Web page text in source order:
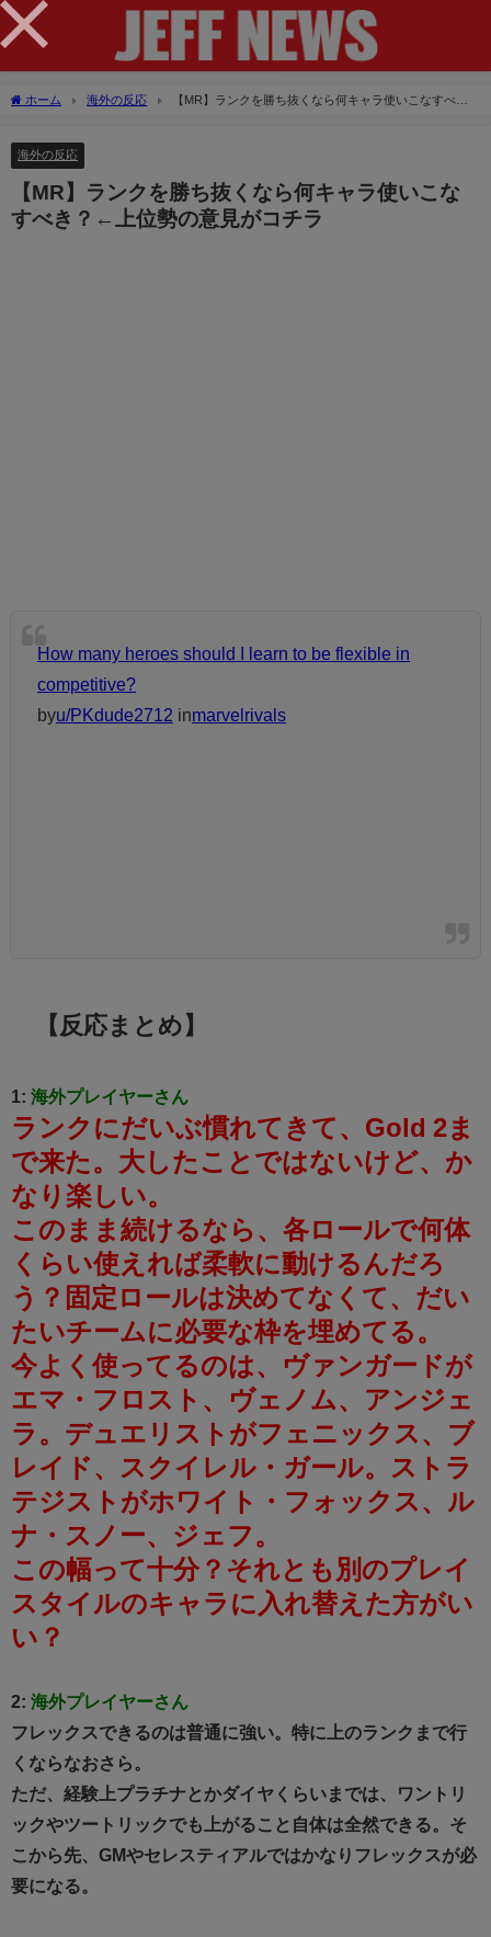
ホーム 海外の反応
【MR】ランクを勝ち抜くなら何キャラ使いこなすべ
海外の反応
【MR】ランクを勝ち抜くなら何キャラ使いこな
すべき？←上位勢の意見がコチラ
How many heroes should I learn to be flexible in
competitive?
byu/PKdude2712 inmarvelrivals
【反応まとめ】
1: 海外プレイヤーさん
ランクにだいぶ慣れてきて、Gold 2ま
で来た。大したことではないけど、か
なり楽しい。
このまま続けるなら、各ロールで何体
くらい使えれば柔軟に動けるんだろ
う？固定ロールは決めてなくて、だい
たいチームに必要な枠を埋めてる。
今よく使ってるのは、ヴァンガードが
エマ・フロスト、ヴェノム、アンジェ
ラ。デュエリストがフェニックス、ブ
レイド、スクイレル・ガール。ストラ
テジストがホワイト・フォックス、ル
ナ・スノー、ジェフ。
この幅って十分？それとも別のプレイ
スタイルのキャラに入れ替えた方がい
い？
2: 海外プレイヤーさん
フレックスできるのは普通に強い。特に上のランクまで行
くならなおさら。
ただ、経験上プラチナとかダイヤくらいまでは、ワントリ
ックやツートリックでも上がること自体は全然できる。そ
こから先、GMやセレスティアルではかなりフレックスが必
要になる。
×